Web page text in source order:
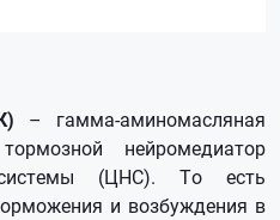
– гамма-аминомасляная
нейромедиатор
системы (ЦНС). То есть
и возбуждения в